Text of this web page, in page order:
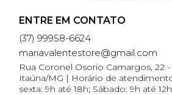
ENTRE EM CONTATO
(37) 99958-6624
mariavalentestore@gmail.com
Rua Coronel Osorio Camargos, 22
Itaúna/MG | Horário de
sexta: 9h até 18h; Sábado: 9h até 12h